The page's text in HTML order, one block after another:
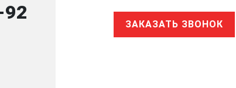
ЗАКАЗАТЬ ЗВОНОК